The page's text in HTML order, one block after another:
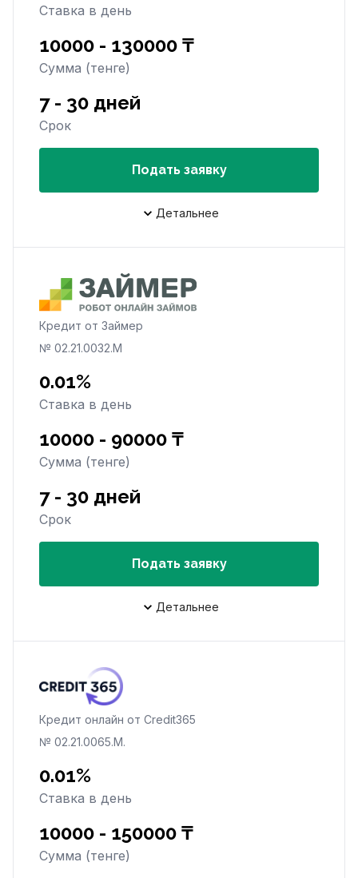
Ставка в день
10000 - 130000 ₸
Сумма (тенге)
7 - 30 дней
Срок
Подать заявку
Детальнее
Кредит от Займер
№ 02.21.0032.М
0.01%
Ставка в день
10000 - 90000 ₸
Сумма (тенге)
7 - 30 дней
Срок
Подать заявку
Детальнее
Кредит онлайн от Credit365
№ 02.21.0065.M.
0.01%
Ставка в день
10000 - 150000 ₸
Сумма (тенге)